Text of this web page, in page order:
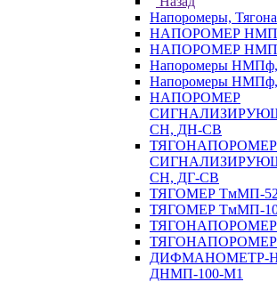
Напоромеры,
НАПОРОМЕР
НАПОРОМЕР НМП-
Напоромеры
Напоромеры
НАПОРОМЕР
СН, ДН-СВ
ТЯГОНАПОРОМЕР
СН, ДГ-СВ
ТЯГОМЕР ТмМП-
ТЯГОМЕР ТмМП-
ТЯГОНАПОРОМЕР
ДИФМАНОМЕТР-
ДНМП-100-М1